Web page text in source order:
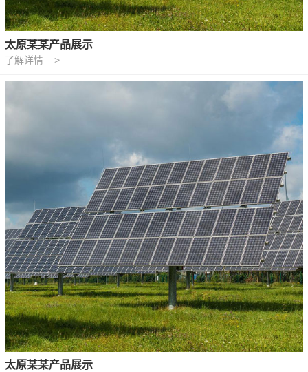
太原某某产品展示
了解详情 >
太原某某产品展示